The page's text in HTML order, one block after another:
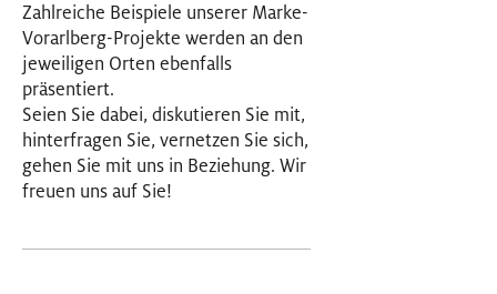
Zahlreiche Beispiele unserer Marke-
Vorarlberg-Projekte werden an den
jeweiligen Orten ebenfalls
präsentiert.
Seien Sie dabei, diskutieren Sie mit,
hinterfragen Sie, vernetzen Sie sich,
gehen Sie mit uns in Beziehung. Wir
freuen uns auf Sie!